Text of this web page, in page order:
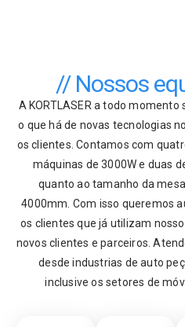
// Nossos
A KORTLASER a todo
o que há de novas tecnologias
os clientes. Contamos com
máquinas de 3000W e duas
quanto ao tamanho da
4000mm. Com isso queremos
os clientes que já utilizam
novos clientes e parceiros.
desde industrias de auto
inclusive os setores de